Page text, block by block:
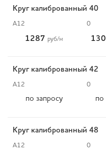
Круг калиброванный 40
А12 0
1287 руб/м
Круг калиброванный 42
А12 0
по запросу по
Круг калиброванный 48
А12 0